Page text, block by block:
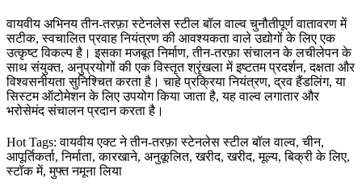
वायवीय अभिनय तीन-तरफ़ा स्टेनलेस स्टील बॉल वाल्व चुनौतीपूर्ण वातावरण में
सटीक, स्वचालित प्रवाह नियंत्रण की आवश्यकता वाले उद्योगों के लिए एक
उत्कृष्ट विकल्प है। इसका मजबूत निर्माण, तीन-तरफ़ा संचालन के लचीलेपन के
साथ संयुक्त, अनुप्रयोगों की एक विस्तृत श्रृंखला में इष्टतम प्रदर्शन, दक्षता और
विश्वसनीयता सुनिश्चित करता है। चाहे प्रक्रिया नियंत्रण, द्रव हैंडलिंग, या
सिस्टम ऑटोमेशन के लिए उपयोग किया जाता है, यह वाल्व लगातार और
भरोसेमंद संचालन प्रदान करता है।
Hot Tags: वायवीय एक्ट ने तीन-तरफ़ा स्टेनलेस स्टील बॉल वाल्व, चीन,
आपूर्तिकर्ता, निर्माता, कारखाने, अनुकूलित, खरीद, खरीद, मूल्य, बिक्री के लिए,
स्टॉक में, मुफ्त नमूना लिया